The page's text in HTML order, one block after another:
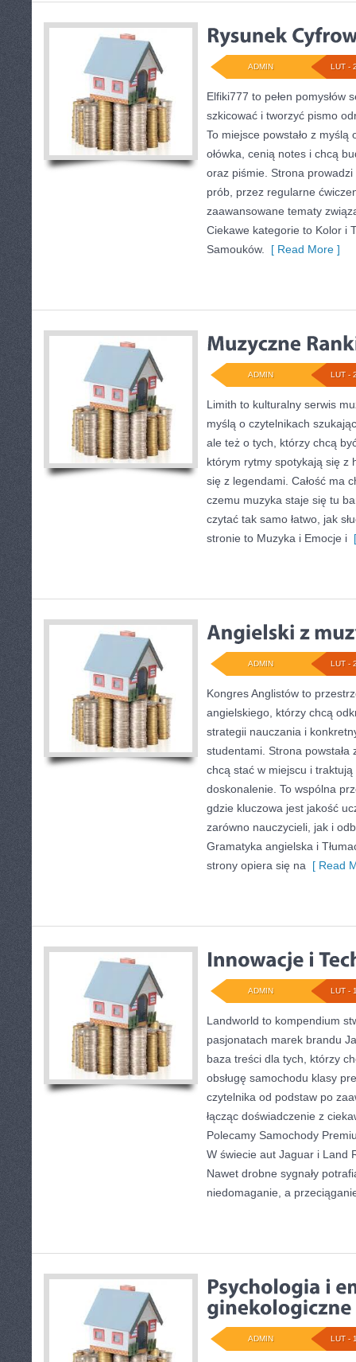
LUT -
ADMIN
Elfiki777 to pełen pomysłów
szkicować i tworzyć pismo
To miejsce powstało z
ołówka, cenią notes i chcą
oraz piśmie. Strona
prób, przez regularne
zaawansowane tematy
Ciekawe kategorie to Kolor i
Samouków.
[ Read More ]
LUT -
ADMIN
Limith to kulturalny serwis
myślą o czytelnikach
ale też o tych, którzy chcą
którym rytmy spotykają się z
się z legendami. Całość ma
czemu muzyka staje się tu
czytać tak samo łatwo, jak
stronie to Muzyka i Emocje i
LUT -
ADMIN
Kongres Anglistów to
angielskiego, którzy chcą
strategii nauczania i
studentami. Strona
chcą stać w miejscu i traktują
doskonalenie. To wspólna
gdzie kluczowa jest jakość
zarówno nauczycieli, jak i
Gramatyka angielska i
strony opiera się na [ Read
LUT -
ADMIN
Landworld to kompendium
pasjonatach marek brandu
baza treści dla tych, którzy
obsługę samochodu klasy
czytelnika od podstaw po
łącząc doświadczenie z
Polecamy Samochody
W świecie aut Jaguar i Land
Nawet drobne sygnały
niedomaganie, a
LUT -
ADMIN